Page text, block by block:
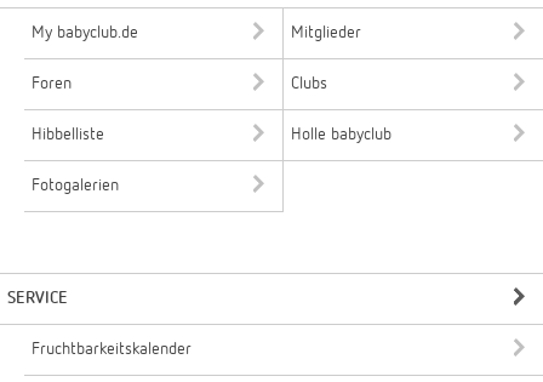
My babyclub.de Mitglieder
Foren Clubs
Hibbelliste Holle babyclub
Fotogalerien
SERVICE
Fruchtbarkeitskalender